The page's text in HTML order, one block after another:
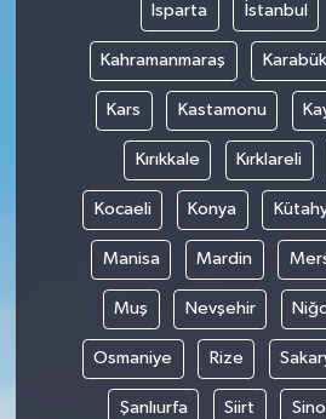
Isparta İstanbul
Kahramanmaraş Karabük
Kars Kastamonu
Kırıkkale Kırklareli
Kocaeli Konya
Manisa Mardin
Muş Nevşehir
Osmaniye Rize
Şanlıurfa Siirt